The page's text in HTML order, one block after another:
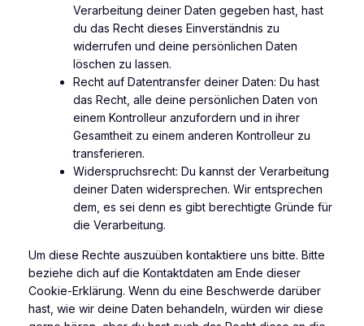
Verarbeitung deiner Daten gegeben hast, hast
du das Recht dieses Einverständnis zu
widerrufen und deine persönlichen Daten
löschen zu lassen.
Recht auf Datentransfer deiner Daten: Du hast
das Recht, alle deine persönlichen Daten von
einem Kontrolleur anzufordern und in ihrer
Gesamtheit zu einem anderen Kontrolleur zu
transferieren.
Widerspruchsrecht: Du kannst der Verarbeitung
deiner Daten widersprechen. Wir entsprechen
dem, es sei denn es gibt berechtigte Gründe für
die Verarbeitung.
Um diese Rechte auszuüben kontaktiere uns bitte. Bitte
beziehe dich auf die Kontaktdaten am Ende dieser
Cookie-Erklärung. Wenn du eine Beschwerde darüber
hast, wie wir deine Daten behandeln, würden wir diese